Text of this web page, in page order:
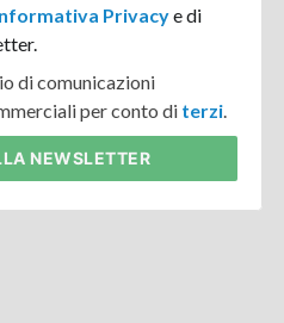
Privacye di
di comunicazioni
per conto di terzi.
NEWSLETTER